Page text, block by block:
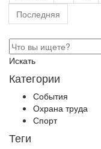
Последняя
Искать
Категории
События
Охрана труда
Спорт
Теги